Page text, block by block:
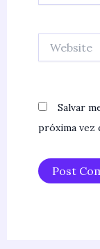
Salvar
próxima vez